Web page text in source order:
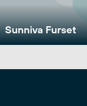
Sunniva Furset